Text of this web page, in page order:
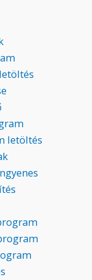
letöltés